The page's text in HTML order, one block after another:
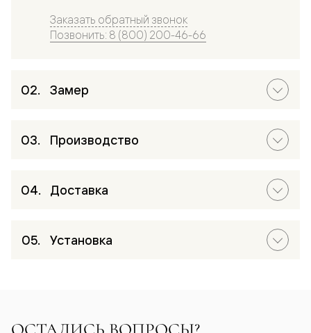
Заказать обратный звонок
Позвонить: 8 (800) 200-46-66
Замер
Производство
Доставка
Установка